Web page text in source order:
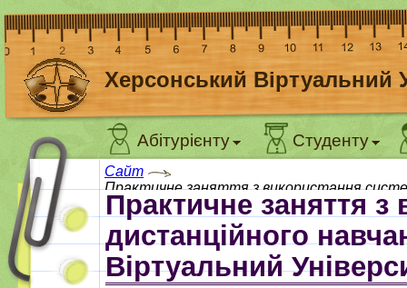
Херсонський Віртуальний
Абітурієнту Студенту
Сайт
Практичне заняття з використання
Практичне заняття
дистанційного
Віртуальний